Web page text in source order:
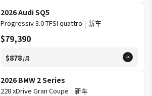
2026 Audi SQ5
Progressiv 3.0 TFSI quattro | 新车
$79,390
$878/月
2026 BMW 2 Series
228 xDrive Gran Coupe | 新车